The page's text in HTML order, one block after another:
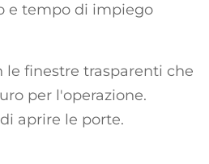
e tempo di impiego
le finestre trasparenti che
per l'operazione.
aprire le porte.